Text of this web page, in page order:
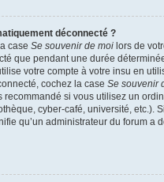
déconnecté ?
case Se souvenir de moi lors de
que pendant une durée
votre compte à votre insu en
cochez la case Se souvenir
recommandé si vous utilisez un
cyber-café, université, etc.).
qu’un administrateur du forum a